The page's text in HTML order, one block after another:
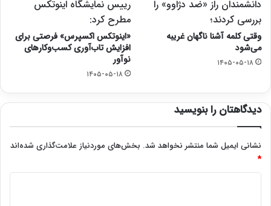
دانشمندان راز «ضد دژاوو» را
بررسی کردند؛
وقتی کلمه آشنا ناگهان غریبه
می‌شود
۱۴۰۵-۰۵-۱۸
رییس نمایشگاه اینوتکس
مطرح کرد:
«اینوتکس اکسپرس» فرصتی برای
افزایش تاب‌آوری کسب‌وکارهای
نوآور
۱۴۰۵-۰۵-۱۸
دیدگاهتان را بنویسید
نشانی ایمیل شما منتشر نخواهد شد. بخش‌های موردنیاز علامت‌گذاری شده‌اند
*